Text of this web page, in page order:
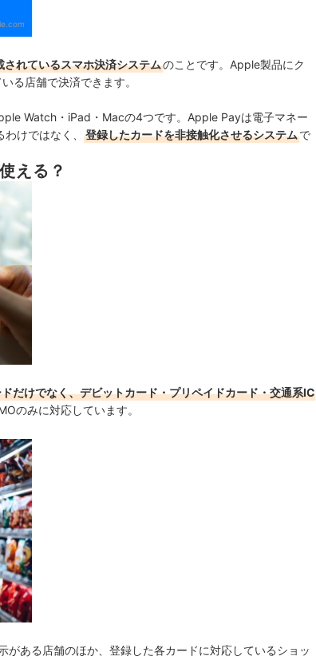
れているスマホ決済システムのことです。Apple製品にク
る店舗で決済できます。
Watch・iPad・Macの4つです。 Apple Payは電子マネー
けではなく、
登録したカードを非接触化させるシステムで
える？
だけでなく、デビットカード・プリペイドカード・交通系IC
のみに対応しています。
ある店舗のほか、登録した各カードに対応しているショッ